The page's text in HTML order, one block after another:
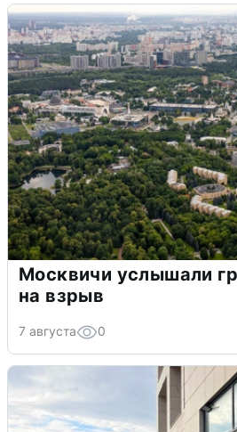
Москвичи услышали
на взрыв
7 августа 0